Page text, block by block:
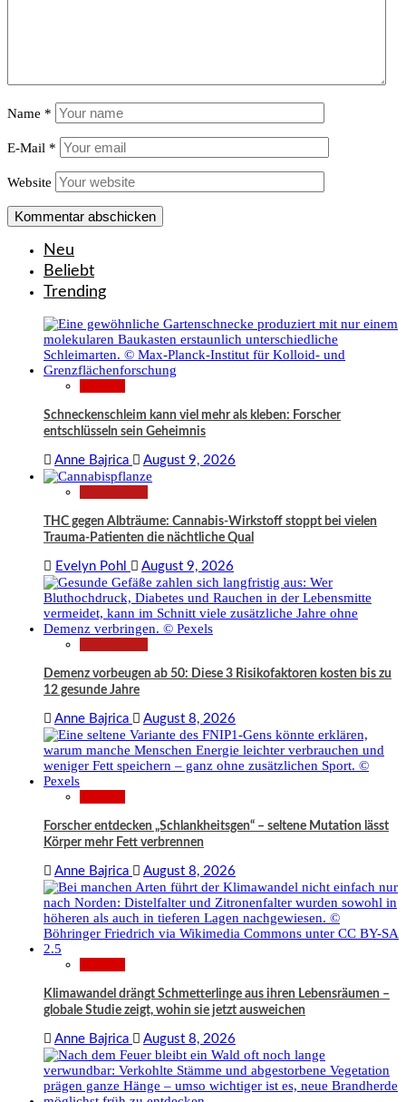
Name *
E-Mail *
Website
Neu
Beliebt
Trending
Schneckenschleim kann viel mehr als kleben: Forscher
entschlüsseln sein Geheimnis
Anne Bajrica August 9, 2026
THC gegen Albträume: Cannabis-Wirkstoff stoppt bei vielen
Trauma-Patienten die nächtliche Qual
Evelyn Pohl August 9, 2026
Demenz vorbeugen ab 50: Diese 3 Risikofaktoren kosten bis zu
12 gesunde Jahre
Anne Bajrica August 8, 2026
Forscher entdecken „Schlankheitsgen“ – seltene Mutation lässt
Körper mehr Fett verbrennen
Anne Bajrica August 8, 2026
Klimawandel drängt Schmetterlinge aus ihren Lebensräumen –
globale Studie zeigt, wohin sie jetzt ausweichen
Anne Bajrica August 8, 2026